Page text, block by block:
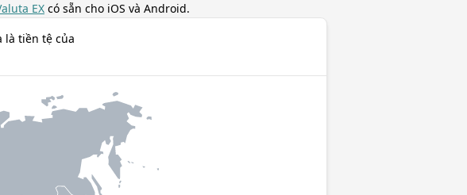
EX có sẵn cho iOS và Android.
là tiền tệ của